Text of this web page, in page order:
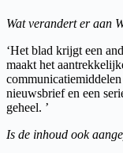
Wat verandert er aan
‘Het blad krijgt een
maakt het
nieuwsbrief en een
geheel. ’
Is de inhoud ook